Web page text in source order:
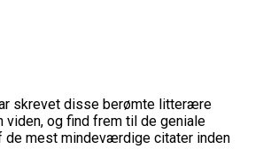
skrevet disse berømte litterære
viden, og find frem til de geniale
de mest mindeværdige citater inden